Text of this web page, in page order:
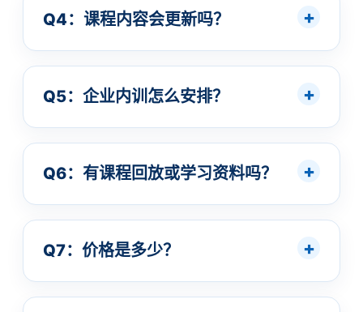
Q4：课程内容会更新吗？
Q5：企业内训怎么安排？
Q6：有课程回放或学习资料吗？
Q7：价格是多少？